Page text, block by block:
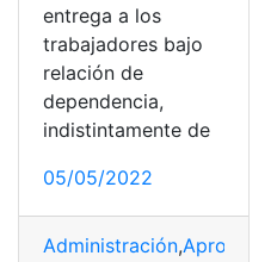
entrega a los
trabajadores bajo
relación de
dependencia,
indistintamente de
05/05/2022
Administración,Aprovechar